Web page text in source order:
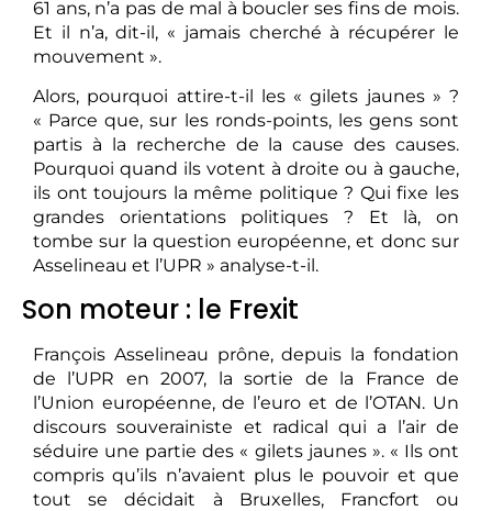
61 ans, n’a pas de mal à boucler ses fins de mois.
Et il n’a, dit-il, « jamais cherché à récupérer le
mouvement ».
Alors, pourquoi attire-t-il les « gilets jaunes » ?
« Parce que, sur les ronds-points, les gens sont
partis à la recherche de la cause des causes.
Pourquoi quand ils votent à droite ou à gauche,
ils ont toujours la même politique ? Qui fixe les
grandes orientations politiques ? Et là, on
tombe sur la question européenne, et donc sur
Asselineau et l’UPR » analyse-t-il.
Son moteur : le Frexit
François Asselineau prône, depuis la fondation
de l’UPR en 2007, la sortie de la France de
l’Union européenne, de l’euro et de l’OTAN. Un
discours souverainiste et radical qui a l’air de
séduire une partie des « gilets jaunes ». « Ils ont
compris qu’ils n’avaient plus le pouvoir et que
tout se décidait à Bruxelles, Francfort ou